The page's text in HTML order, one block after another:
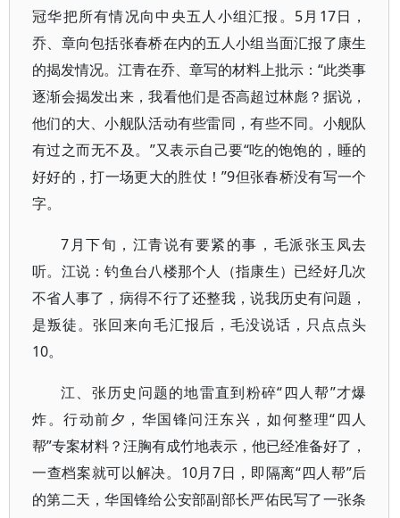
冠华把所有情况向中央五人小组汇报。5月17日，
乔、章向包括张春桥在内的五人小组当面汇报了康生
的揭发情况。江青在乔、章写的材料上批示：“此类事
逐渐会揭发出来，我看他们是否高超过林彪？据说，
他们的大、小舰队活动有些雷同，有些不同。小舰队
有过之而无不及。”又表示自己要“吃的饱饱的，睡的
好好的，打一场更大的胜仗！”9但张春桥没有写一个
字。
7月下旬，江青说有要紧的事，毛派张玉凤去
听。江说：钓鱼台八楼那个人（指康生）已经好几次
不省人事了，病得不行了还整我，说我历史有问题，
是叛徒。张回来向毛汇报后，毛没说话，只点点头
10。
江、张历史问题的地雷直到粉碎“四人帮”才爆
炸。行动前夕，华国锋问汪东兴，如何整理“四人
帮”专案材料？汪胸有成竹地表示，他已经准备好了，
一查档案就可以解决。10月7日，即隔离“四人帮”后
的第二天，华国锋给公安部副部长严佑民写了一张条